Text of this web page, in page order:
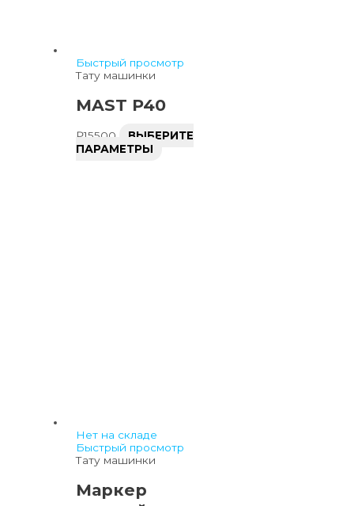
Быстрый просмотр
Тату машинки
MAST P40
₽15500
ВЫБЕРИТЕ
ПАРАМЕТРЫ
Нет на складе
Быстрый просмотр
Тату машинки
Маркер